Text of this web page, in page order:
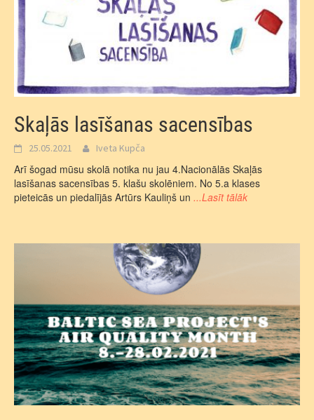
Skaļās lasīšanas sacensības
25.05.2021 Iveta Kupča
Arī šogad mūsu skolā notika nu jau 4.Nacionālās Skaļās
lasīšanas sacensības 5. klašu skolēniem. No 5.a klases
pieteicās un piedalījās Artūrs Kauliņš un ...Lasīt tālāk